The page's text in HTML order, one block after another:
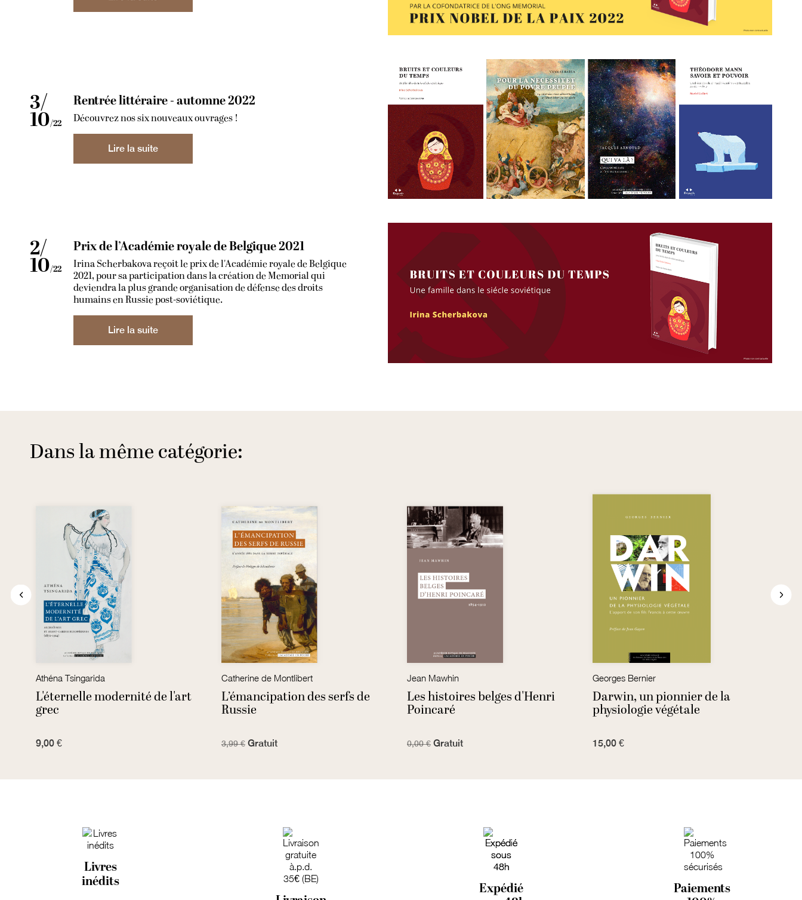
3/
10/22
Rentrée littéraire - automne 2022
Découvrez nos six nouveaux ouvrages !
Lire la suite
2/
10/22
Prix de l’Académie royale de Belgique 2021
Irina Scherbakova reçoit le prix de l'Académie royale de Belgique
2021, pour sa participation dans la création de Memorial qui
deviendra la plus grande organisation de défense des droits
humains en Russie post-soviétique.
Lire la suite
Dans la même catégorie:
Athéna Tsingarida
L'éternelle modernité de l'art
grec
9,00 €
Catherine de Montlibert
L’émancipation des serfs de
Russie
3,99 € Gratuit
Jean Mawhin
Les histoires belges d'Henri
Poincaré
0,00 € Gratuit
Georges Bernier
Darwin, un pionnier de la
physiologie végétale
15,00 €
Livres
inédits
Expédié
Paiements